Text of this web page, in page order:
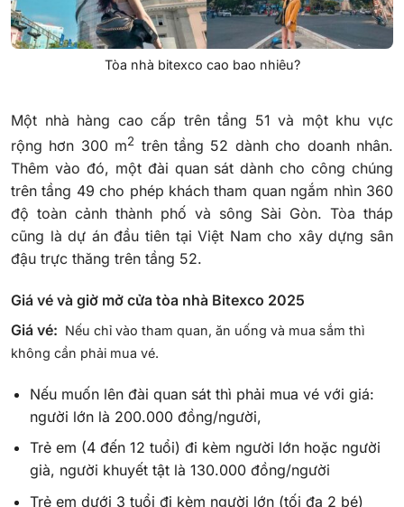
Tòa nhà bitexco cao bao nhiêu?
Một nhà hàng cao cấp trên tầng 51 và một khu vực
rộng hơn 300 m2 trên tầng 52 dành cho doanh nhân.
Thêm vào đó, một đài quan sát dành cho công chúng
trên tầng 49 cho phép khách tham quan ngắm nhìn 360
độ toàn cảnh thành phố và sông Sài Gòn. Tòa tháp
cũng là dự án đầu tiên tại Việt Nam cho xây dựng sân
đậu trực thăng trên tầng 52.
Giá vé và giờ mở cửa tòa nhà Bitexco 2025
Giá vé: Nếu chỉ vào tham quan, ăn uống và mua sắm thì
không cần phải mua vé.
Nếu muốn lên đài quan sát thì phải mua vé với giá:
người lớn là 200.000 đồng/người,
Trẻ em (4 đến 12 tuổi) đi kèm người lớn hoặc người
già, người khuyết tật là 130.000 đồng/người
Trẻ em dưới 3 tuổi đi kèm người lớn (tối đa 2 bé)